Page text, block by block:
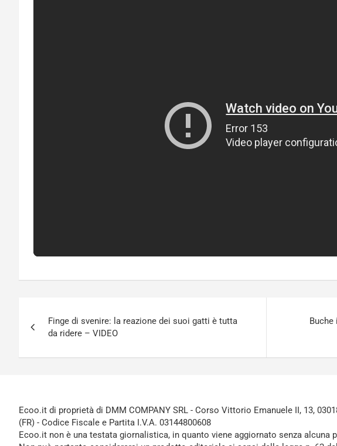
articoli
Finge di svenire: la reazione dei suoi gatti è tutta
da ridere – VIDEO
Ecoo.it di proprietà di DMM COMPANY SRL - Corso Vittorio Emanuele II, 13,
(FR) - Codice Fiscale e Partita I.V.A. 03144800608
Ecoo.it non è una testata giornalistica, in quanto viene aggiornato senza alcuna